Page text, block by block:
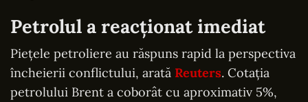
Petrolul a reacționat imediat
Piețele petroliere au răspuns rapid la perspectiva
încheierii conflictului, arată Reuters. Cotația
petrolului Brent a coborât cu aproximativ 5%,